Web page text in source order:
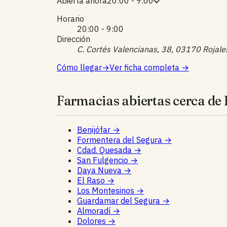
Horario
20:00 - 9:00
Dirección
C. Cortés Valencianas, 38, 03170
Cómo llegar→Ver ficha completa →
Farmacias abiertas cerca de
Benijófar →
Formentera del Segura →
Cdad. Quesada →
San Fulgencio →
Daya Nueva →
El Raso →
Los Montesinos →
Guardamar del Segura →
Almoradí →
Dolores →